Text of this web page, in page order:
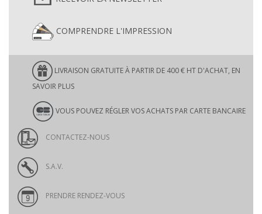
COMPRENDRE L'IMPRESSION
LIVRAISON GRATUITE À PARTIR DE 400 € HT D'ACHAT, EN
SAVOIR PLUS
VOUS POUVEZ RÉGLER VOS ACHATS PAR CARTE BANCAIRE
CONTACTEZ-NOUS
S.A.V.
PRENDRE RENDEZ-VOUS